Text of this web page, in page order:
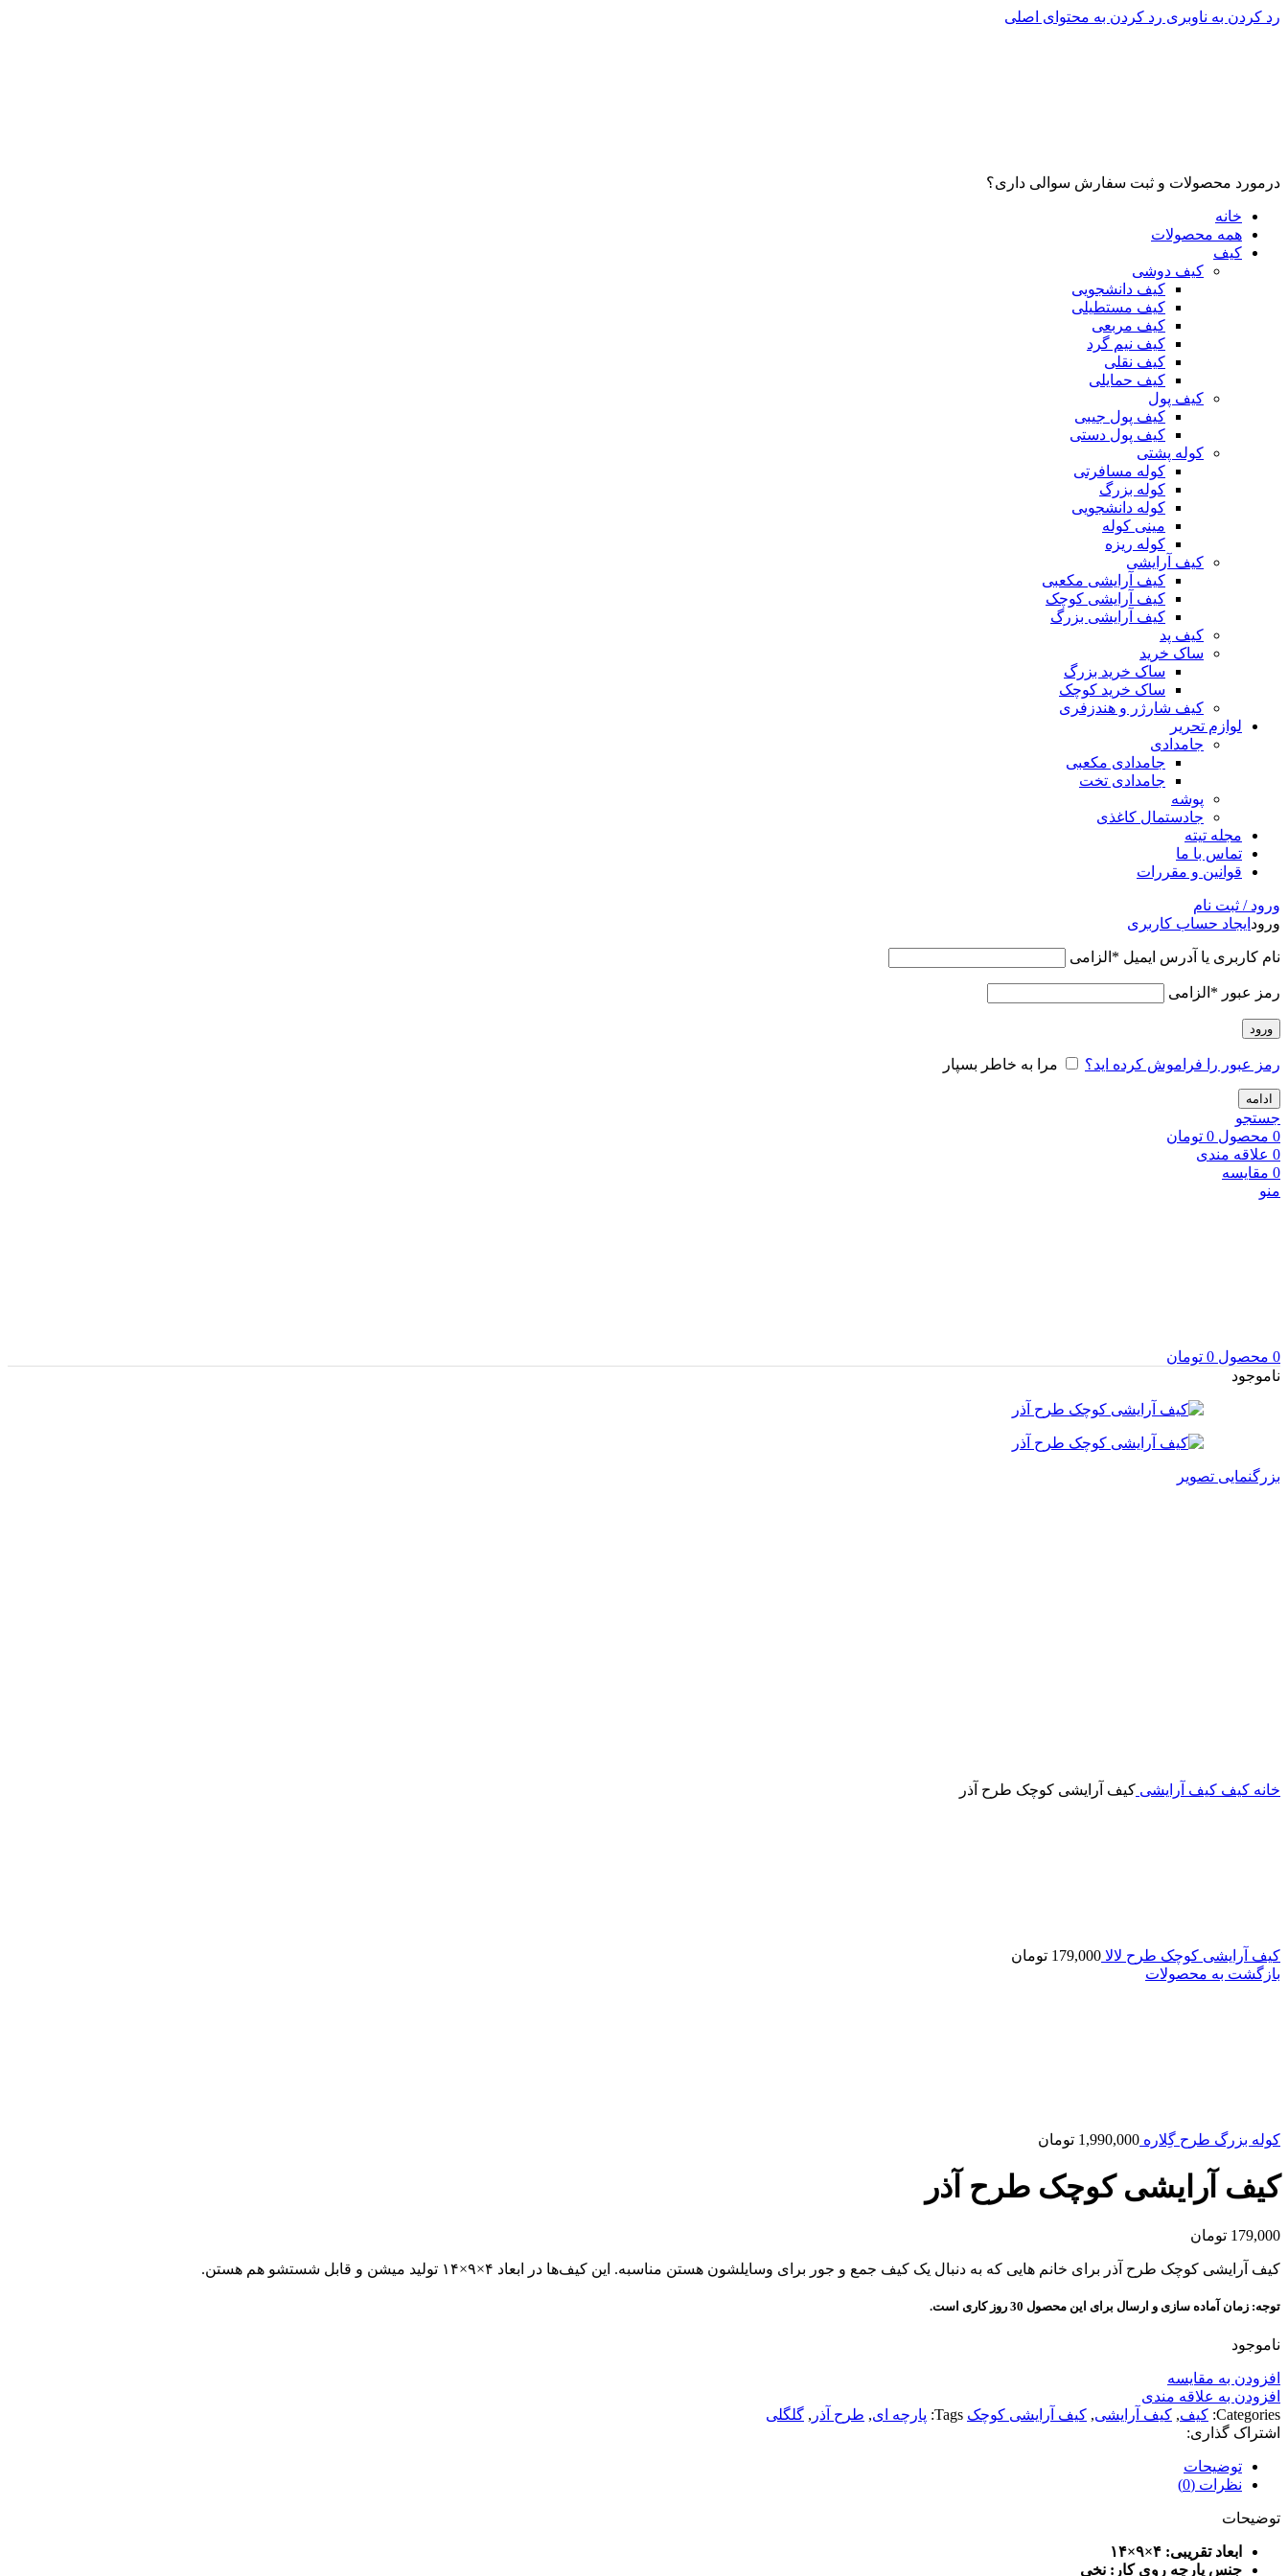
رد کردن به ناوبری رد کردن به محتوای اصلی
درمورد محصولات و ثبت سفارش سوالی داری؟
خانه
همه محصولات
کیف
کیف دوشی
کیف دانشجویی
کیف مستطیلی
کیف مربعی
کیف نیم گرد
کیف نقلی
کیف حمایلی
کیف پول
کیف پول جیبی
کیف پول دستی
کوله پشتی
کوله مسافرتی
کوله بزرگ
کوله دانشجویی
مینی کوله
کوله ریزه
کیف آرایشی
کیف آرایشی مکعبی
کیف آرایشی کوچک
کیف آرایشی بزرگ
کیف پد
ساک خرید
ساک خرید بزرگ
ساک خرید کوچک
کیف شارژر و هندزفری
لوازم تحریر
جامدادی
جامدادی مکعبی
جامدادی تخت
پوشه
جادستمال کاغذی
مجله تیته
تماس با ما
قوانین و مقررات
ورود / ثبت نام
ورود ایجاد حساب کاربری
نام کاربری یا آدرس ایمیل * الزامی
رمز عبور * الزامی
ورود
رمز عبور را فراموش کرده اید؟ مرا به خاطر بسپار
ادامه
جستجو
0 محصول 0 تومان
0 علاقه مندی
0 مقایسه
منو
0 محصول 0 تومان
ناموجود
بزرگنمایی تصویر
خانه کیف کیف آرایشی کیف آرایشی کوچک طرح آذر
کیف آرایشی کوچک طرح لالا 179,000 تومان
بازگشت به محصولات
کوله بزرگ طرح گِلاره 1,990,000 تومان
کیف آرایشی کوچک طرح آذر
179,000 تومان
کیف آرایشی کوچک طرح آذر برای خانم هایی که به دنبال یک کیف جمع و جور برای وسایلشون هستن مناسبه. این کیف‌ها در ابعاد ۴×۹×۱۴ تولید میشن و قابل شستشو هم هستن.
توجه: زمان آماده سازی و ارسال برای این محصول 30 روز کاری است.
ناموجود
افزودن به مقایسه
افزودن به علاقه مندی
Categories: کیف, کیف آرایشی, کیف آرایشی کوچک Tags: پارچه ای, طرح آذر , گلگلی
اشتراک گذاری:
توضیحات
نظرات (0)
توضیحات
ابعاد تقریبی: ۴×۹×۱۴
جنس پارچه روی کار: نخی